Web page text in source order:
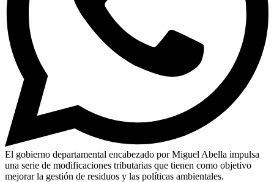
El gobierno departamental encabezado por Miguel Abella impulsa
una serie de modificaciones tributarias que tienen como objetivo
mejorar la gestión de residuos y las políticas ambientales.